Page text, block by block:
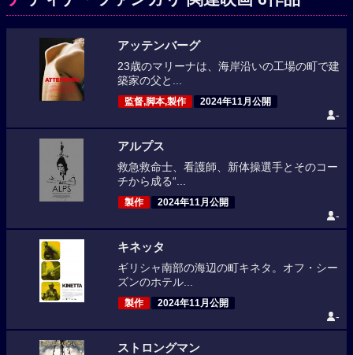
アッテンバーグ
23歳のマリーナは、海岸沿いの工場の町で建
築家の父と...
監督,脚本,製作 2024年11月公開
-
アルプス
救急救命士、看護師、新体操選手とそのコー
チから成る“...
製作 2024年11月公開
-
キネッタ
ギリシャ南部の海辺の町キネタ。オフ・シー
ズンのホテル...
製作 2024年11月公開
-
ストロングマン